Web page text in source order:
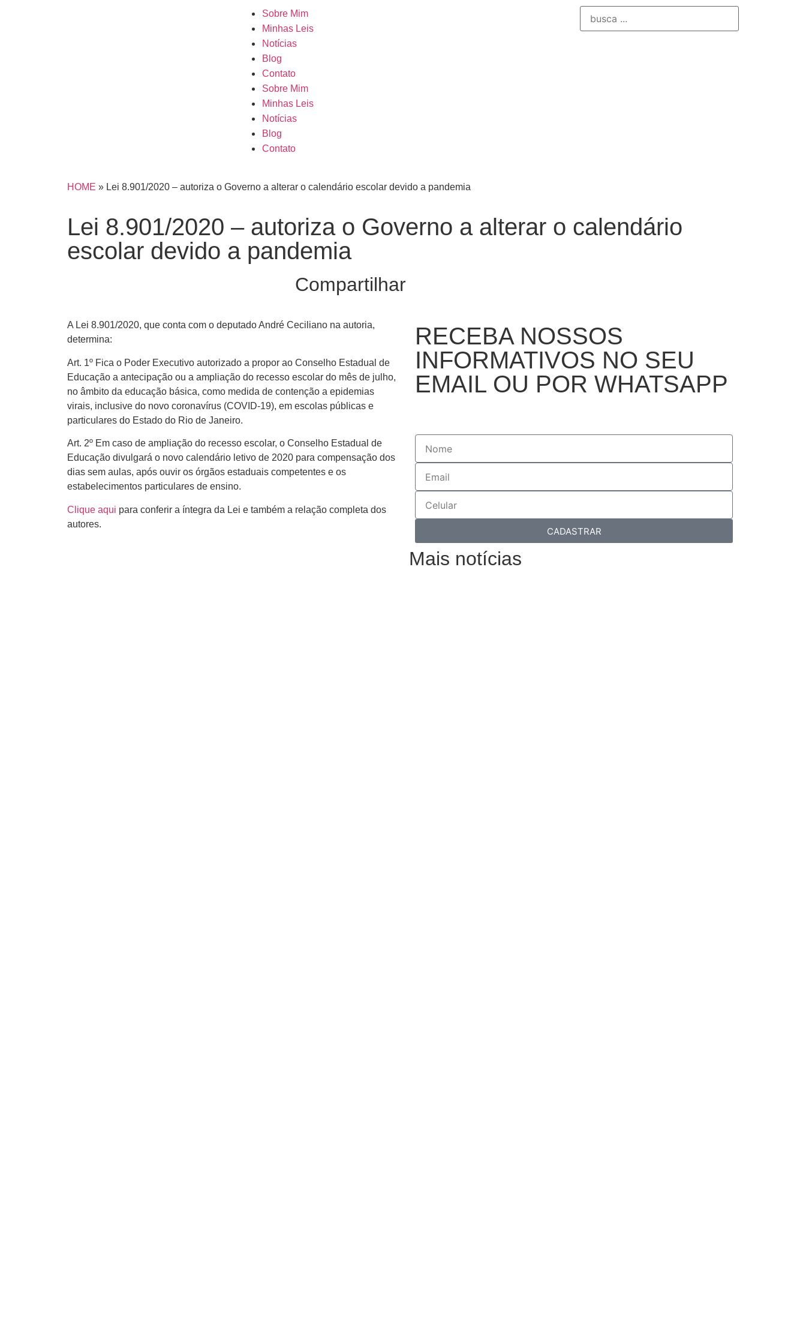
Sobre Mim
Minhas Leis
Notícias
Blog
Contato
Sobre Mim
Minhas Leis
Notícias
Blog
Contato
HOME » Lei 8.901/2020 – autoriza o Governo a alterar o calendário escolar devido a pandemia
Lei 8.901/2020 – autoriza o Governo a alterar o calendário
escolar devido a pandemia
Compartilhar
A Lei 8.901/2020, que conta com o deputado André Ceciliano na autoria,
determina:
Art. 1º Fica o Poder Executivo autorizado a propor ao Conselho Estadual de
Educação a antecipação ou a ampliação do recesso escolar do mês de julho,
no âmbito da educação básica, como medida de contenção a epidemias
virais, inclusive do novo coronavírus (COVID-19), em escolas públicas e
particulares do Estado do Rio de Janeiro.
Art. 2º Em caso de ampliação do recesso escolar, o Conselho Estadual de
Educação divulgará o novo calendário letivo de 2020 para compensação dos
dias sem aulas, após ouvir os órgãos estaduais competentes e os
estabelecimentos particulares de ensino.
Clique aqui para conferir a íntegra da Lei e também a relação completa dos
autores.
RECEBA NOSSOS
INFORMATIVOS NO SEU
EMAIL OU POR WHATSAPP
CADASTRAR
Mais notícias